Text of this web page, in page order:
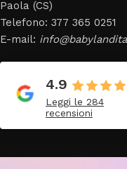
Paola (CS)
Telefono: 377 365 0251
E-mail:
4.9
Leggi le 284
recensioni